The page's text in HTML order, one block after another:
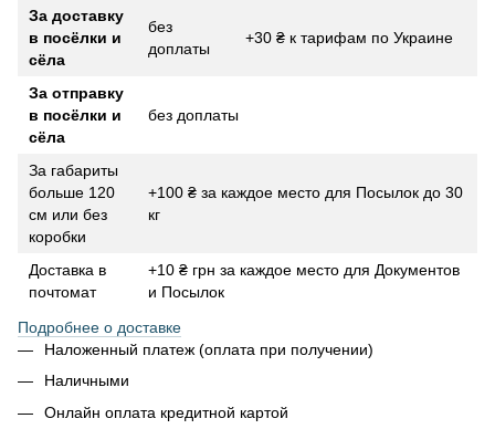
За доставку
в посёлки и
сёла
без
доплаты
+30 ₴ к тарифам по Украине
За отправку
в посёлки и
сёла
без доплаты
За габариты
больше 120
см или без
коробки
+100 ₴ за каждое место для Посылок до 30
кг
Доставка в
почтомат
+10 ₴ грн за каждое место для Документов
и Посылок
Подробнее о доставке
Наложенный платеж (оплата при получении)
Наличными
Онлайн оплата кредитной картой